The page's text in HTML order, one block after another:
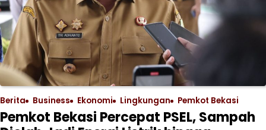
Berita Business Ekonomi Lingkungan Pemkot Bekasi
Pemkot Bekasi Percepat PSEL, Sampah